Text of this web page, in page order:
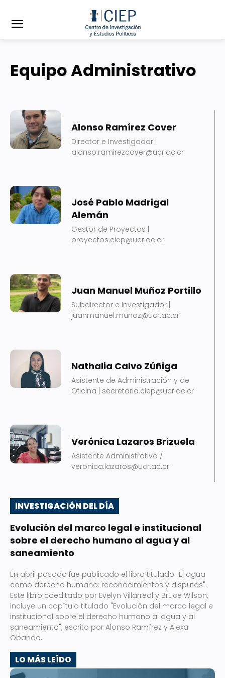
Equipo Administrativo
Alonso Ramírez Cover
Director e Investigador |
alonso.ramirezcover@ucr.ac.cr
José Pablo Madrigal
Alemán
Gestor de Proyectos |
proyectos.ciep@ucr.ac.cr
Juan Manuel Muñoz Portillo
Subdirector e Investigador |
juanmanuel.munoz@ucr.ac.cr
Nathalia Calvo Zúñiga
Asistente de Administración y de
Oficina | secretaria.ciep@ucr.ac.cr
Verónica Lazaros Brizuela
Asistente Administrativa /
veronica.lazaros@ucr.ac.cr
INVESTIGACIÓN DEL DÍA
Evolución del marco legal e institucional
sobre el derecho humano al agua y al
saneamiento
En abril pasado fue publicado el libro titulado "El agua
como derecho humano: reconocimientos y disputas".
Este libro coeditado por Evelyn Villarreal y Bruce Wilson,
incluye un capítulo titulado "Evolución del marco legal e
institucional sobre el derecho humano al agua y al
saneamiento", escrito por Alonso Ramírez y Alexa
Obando.
LO MÁS LEÍDO